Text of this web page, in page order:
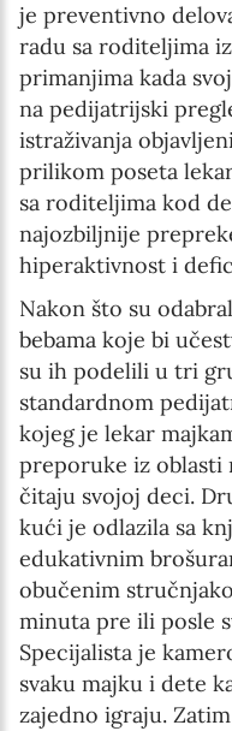
je preventivno
radu sa roditeljima
primanjima kada
na pedijatrijski
istraživanja
prilikom poseta
sa roditeljima kod
najozbiljnije
hiperaktivnost i
Nakon što su
bebama koje bi
su ih podelili u tri
standardnom
kojeg je lekar
preporuke iz oblasti
čitaju svojoj deci.
kući je odlazila sa
edukativnim
obučenim
minuta pre ili posle
Specijalista je
svaku majku i dete
zajedno igraju.